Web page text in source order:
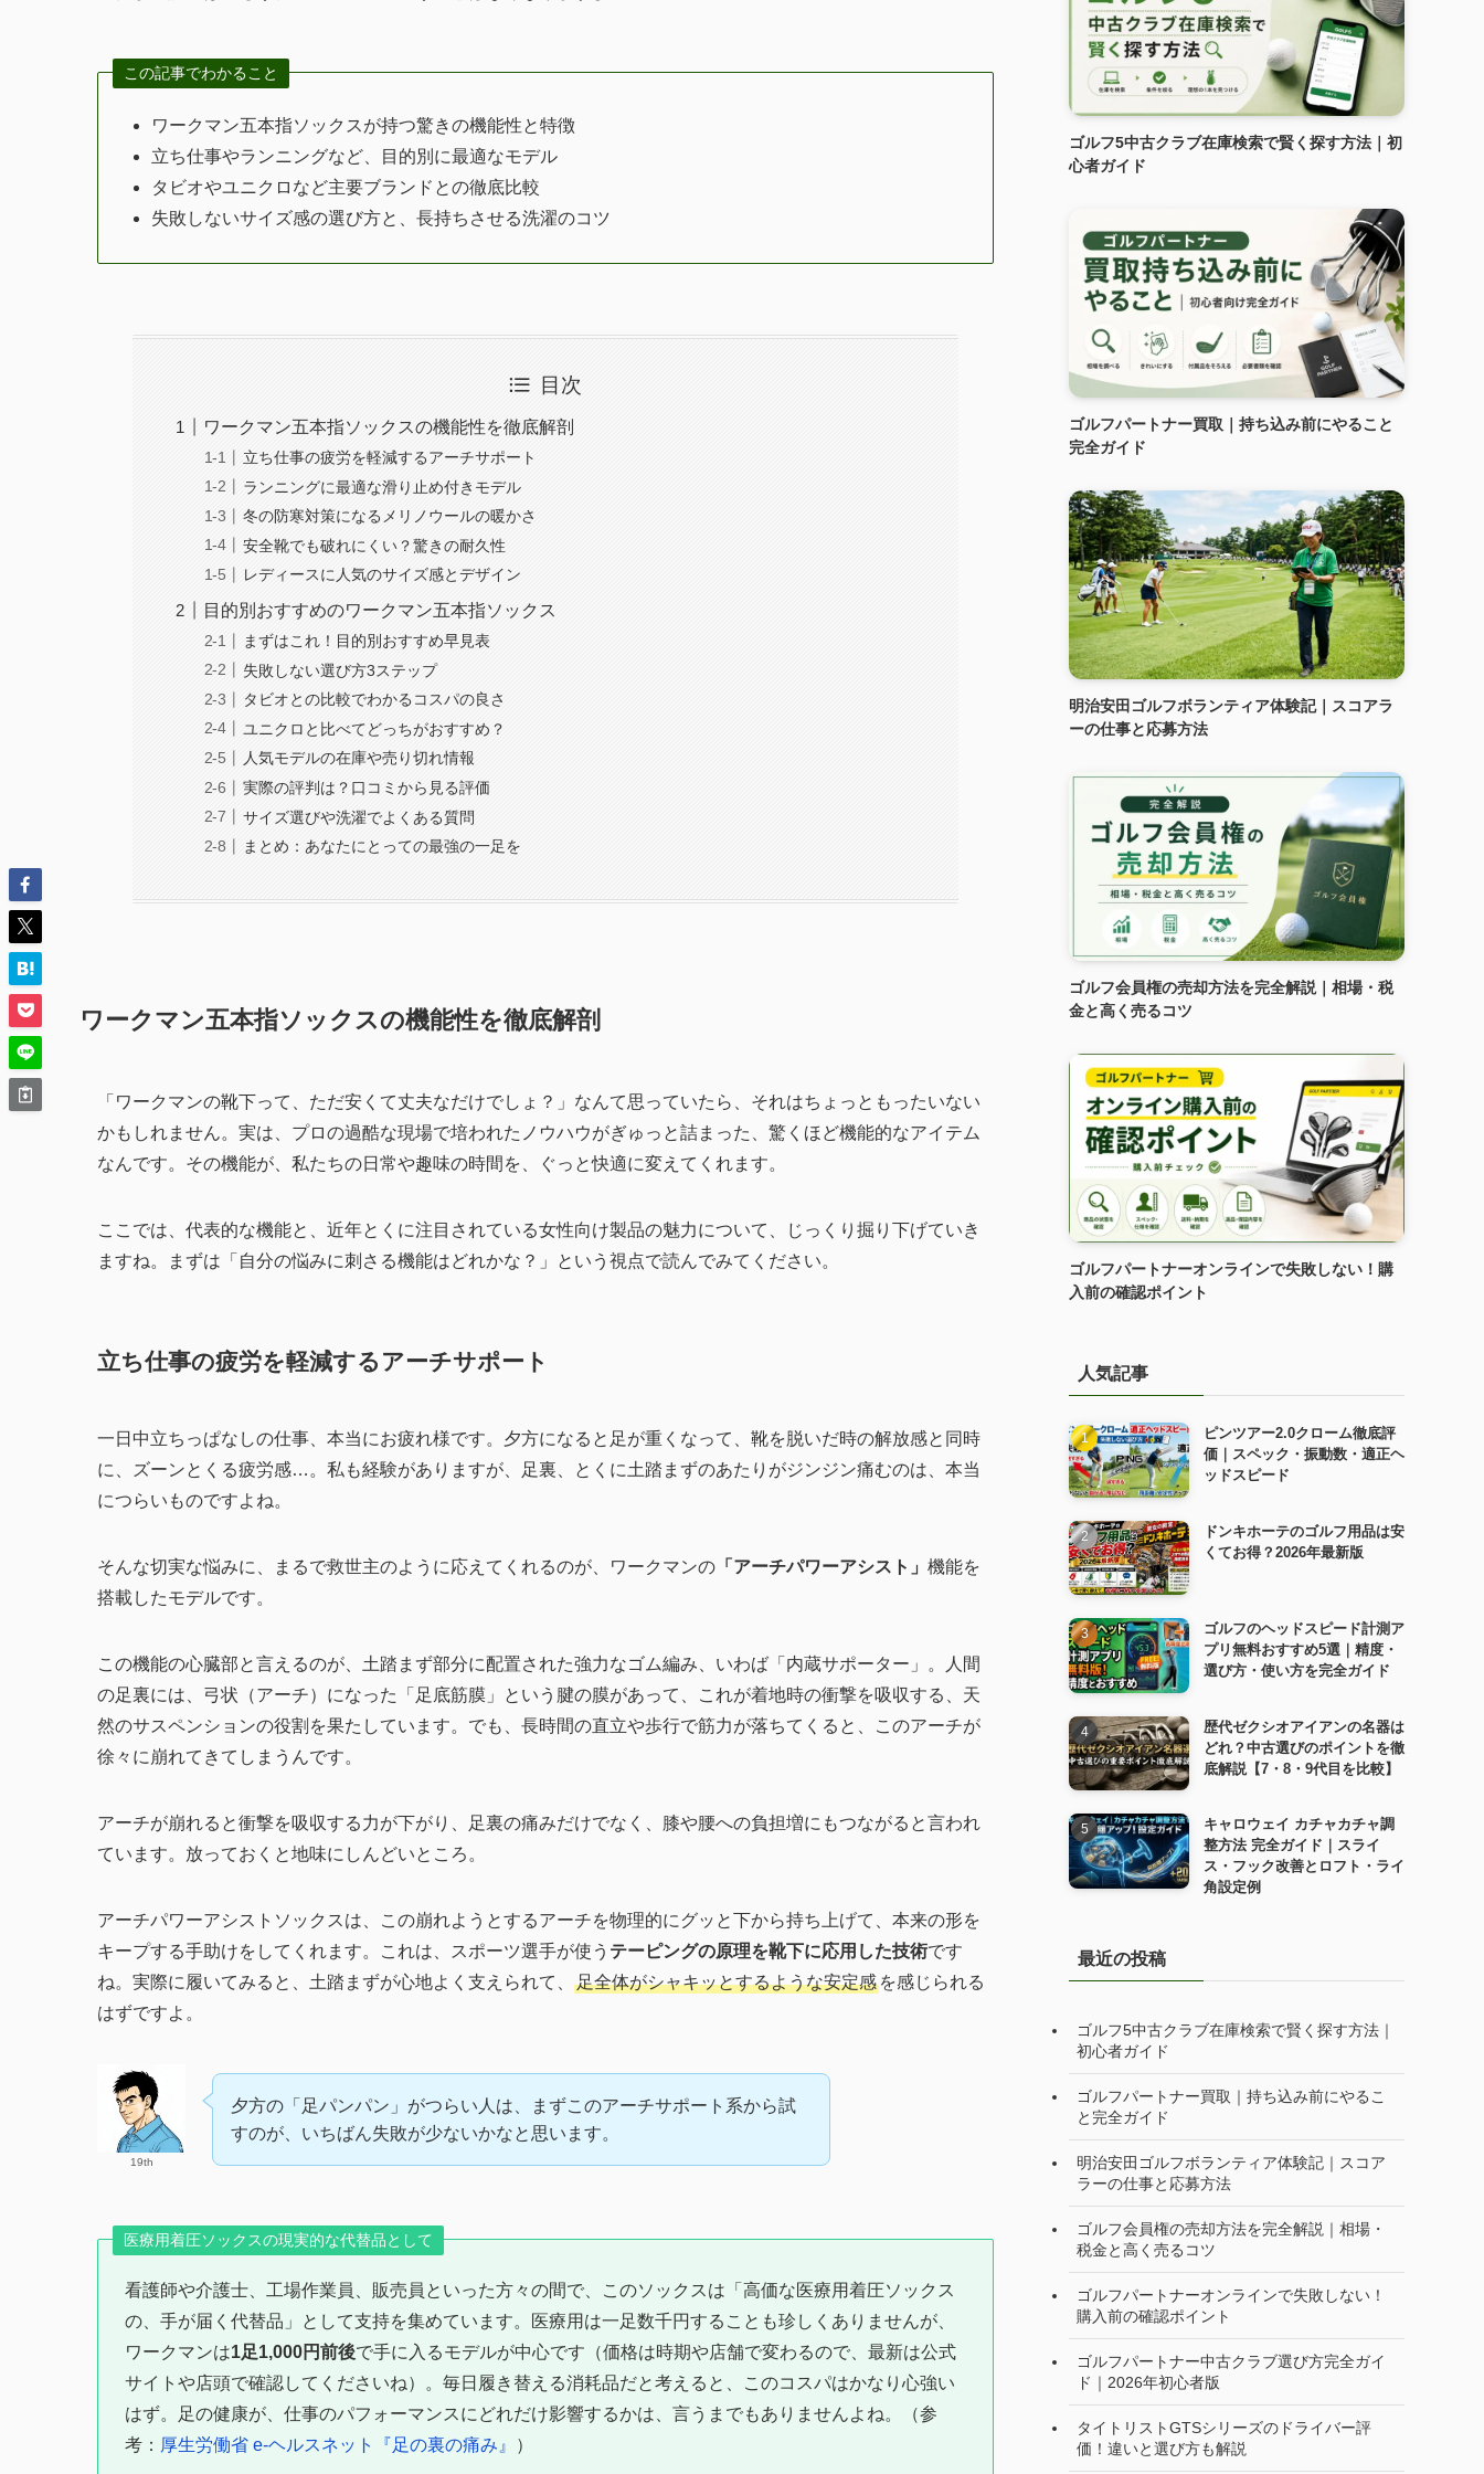
この記事でわかること
ワークマン五本指ソックスが持つ驚きの機能性と特徴
立ち仕事やランニングなど、目的別に最適なモデル
タビオやユニクロなど主要ブランドとの徹底比較
失敗しないサイズ感の選び方と、長持ちさせる洗濯のコツ
目次
ワークマン五本指ソックスの機能性を徹底解剖
立ち仕事の疲労を軽減するアーチサポート
ランニングに最適な滑り止め付きモデル
冬の防寒対策になるメリノウールの暖かさ
安全靴でも破れにくい？驚きの耐久性
レディースに人気のサイズ感とデザイン
目的別おすすめのワークマン五本指ソックス
まずはこれ！目的別おすすめ早見表
失敗しない選び方3ステップ
タビオとの比較でわかるコスパの良さ
ユニクロと比べてどっちがおすすめ？
人気モデルの在庫や売り切れ情報
実際の評判は？口コミから見る評価
サイズ選びや洗濯でよくある質問
まとめ：あなたにとっての最強の一足を
ワークマン五本指ソックスの機能性を徹底解剖
「ワークマンの靴下って、ただ安くて丈夫なだけでしょ？」なんて思っていたら、それはちょっともったいない
かもしれません。実は、プロの過酷な現場で培われたノウハウがぎゅっと詰まった、驚くほど機能的なアイテム
なんです。その機能が、私たちの日常や趣味の時間を、ぐっと快適に変えてくれます。
ここでは、代表的な機能と、近年とくに注目されている女性向け製品の魅力について、じっくり掘り下げていき
ますね。まずは「自分の悩みに刺さる機能はどれかな？」という視点で読んでみてください。
立ち仕事の疲労を軽減するアーチサポート
一日中立ちっぱなしの仕事、本当にお疲れ様です。夕方になると足が重くなって、靴を脱いだ時の解放感と同時
に、ズーンとくる疲労感…。私も経験がありますが、足裏、とくに土踏まずのあたりがジンジン痛むのは、本当
につらいものですよね。
そんな切実な悩みに、まるで救世主のように応えてくれるのが、ワークマンの 「アーチパワーアシスト」 機能を
搭載したモデルです。
この機能の心臓部と言えるのが、土踏まず部分に配置された強力なゴム編み、いわば「内蔵サポーター」。人間
の足裏には、弓状（アーチ）になった「足底筋膜」という腱の膜があって、これが着地時の衝撃を吸収する、天
然のサスペンションの役割を果たしています。でも、長時間の直立や歩行で筋力が落ちてくると、このアーチが
徐々に崩れてきてしまうんです。
アーチが崩れると衝撃を吸収する力が下がり、足裏の痛みだけでなく、膝や腰への負担増にもつながると言われ
ています。放っておくと地味にしんどいところ。
アーチパワーアシストソックスは、この崩れようとするアーチを物理的にグッと下から持ち上げて、本来の形を
キープする手助けをしてくれます。これは、スポーツ選手が使う テーピングの原理を靴下に応用した技術です
ね。実際に履いてみると、土踏まずが心地よく支えられて、
足全体がシャキッとするような安定感 を感じられる
はずですよ。
19th
夕方の「足パンパン」がつらい人は、まずこのアーチサポート系から試
すのが、いちばん失敗が少ないかなと思います。
医療用着圧ソックスの現実的な代替品として
看護師や介護士、工場作業員、販売員といった方々の間で、このソックスは「高価な医療用着圧ソックス
の、手が届く代替品」として支持を集めています。医療用は一足数千円することも珍しくありませんが、
ワークマンは1足1,000円前後で手に入るモデルが中心です（価格は時期や店舗で変わるので、最新は公式
サイトや店頭で確認してくださいね）。毎日履き替える消耗品だと考えると、このコスパはかなり心強い
はず。足の健康が、仕事のパフォーマンスにどれだけ影響するかは、言うまでもありませんよね。（参
考： 厚生労働省 e-ヘルスネット『足の裏の痛み』 ）
ゴルフ5中古クラブ在庫検索で賢く探す方法｜初
心者ガイド
ゴルフパートナー買取｜持ち込み前にやること
完全ガイド
明治安田ゴルフボランティア体験記｜スコアラ
ーの仕事と応募方法
ゴルフ会員権の売却方法を完全解説｜相場・税
金と高く売るコツ
ゴルフパートナーオンラインで失敗しない！購
入前の確認ポイント
人気記事
ピンツアー2.0クローム徹底評
価｜スペック・振動数・適正ヘ
ッドスピード
ドンキホーテのゴルフ用品は安
くてお得？2026年最新版
ゴルフのヘッドスピード計測ア
プリ無料おすすめ5選｜精度・
選び方・使い方を完全ガイド
歴代ゼクシオアイアンの名器は
どれ？中古選びのポイントを徹
底解説【7・8・9代目を比較】
キャロウェイ カチャカチャ調
整方法 完全ガイド｜スライ
ス・フック改善とロフト・ライ
角設定例
最近の投稿
ゴルフ5中古クラブ在庫検索で賢く探す方法｜
初心者ガイド
ゴルフパートナー買取｜持ち込み前にやるこ
と完全ガイド
明治安田ゴルフボランティア体験記｜スコア
ラーの仕事と応募方法
ゴルフ会員権の売却方法を完全解説｜相場・
税金と高く売るコツ
ゴルフパートナーオンラインで失敗しない！
購入前の確認ポイント
ゴルフパートナー中古クラブ選び方完全ガイ
ド｜2026年初心者版
タイトリストGTSシリーズのドライバー評
価！違いと選び方も解説